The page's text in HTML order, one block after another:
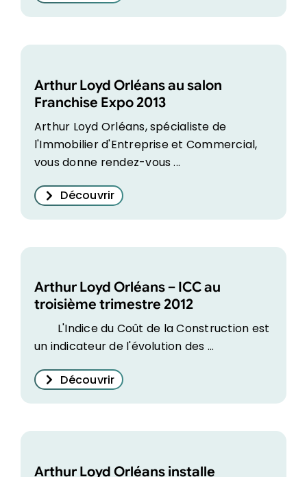
Arthur Loyd Orléans au salon
Franchise Expo 2013
Arthur Loyd Orléans, spécialiste de
l'Immobilier d'Entreprise et Commercial,
vous donne rendez-vous ...
Découvrir
Arthur Loyd Orléans – ICC au
troisième trimestre 2012
L'Indice du Coût de la Construction est
un indicateur de l'évolution des ...
Découvrir
Arthur Loyd Orléans installe